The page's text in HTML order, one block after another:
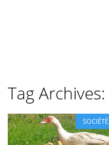
Tag Archives:
SOCIÉTÉ